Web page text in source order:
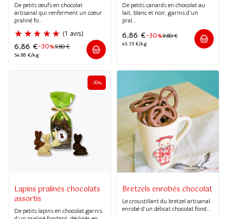
De petits œufs en chocolat
artisanal qui renferment un cœur
praliné fo...
-30%9,80€
6,86 €
54.88 €/kg
De petits canards en chocolat au
lait, blanc et noir, garnis d’un
pral...
-30%9,80€
6,86 €
45.73 €/kg
-30%
Lapins pralinés chocolats
assortis
De petits lapins en chocolat garnis
Bretzels enrobés chocolat
Le croustillant du bretzel artisanal
enrobé d’un délicat chocolat fond...